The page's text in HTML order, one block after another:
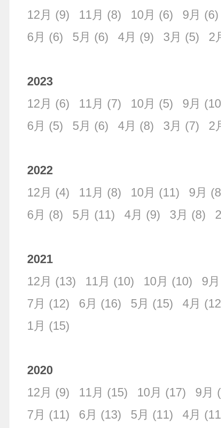
12月 (9) 11月 (8) 10月 (6) 9月 (6)
6月 (6) 5月 (6) 4月 (9) 3月 (5) 2
2023
12月 (6) 11月 (7) 10月 (5) 9月
6月 (5) 5月 (6) 4月 (8) 3月 (7) 2
2022
12月 (4) 11月 (8) 10月 (11) 9月
6月 (8) 5月 (11) 4月 (9) 3月 (8)
2021
12月 (13) 11月 (10) 10月 (10) 9月
7月 (12) 6月 (16) 5月 (15) 4月
1月 (15)
2020
12月 (9) 11月 (15) 10月 (17) 9月
7月 (11) 6月 (13) 5月 (11) 4月